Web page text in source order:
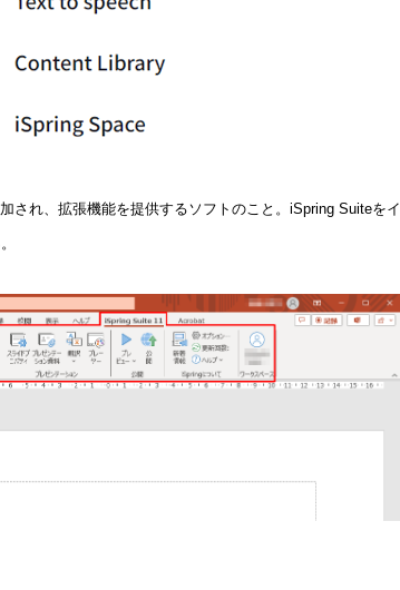
され、拡張機能を提供するソフトのこと。iSpring Suiteをイ